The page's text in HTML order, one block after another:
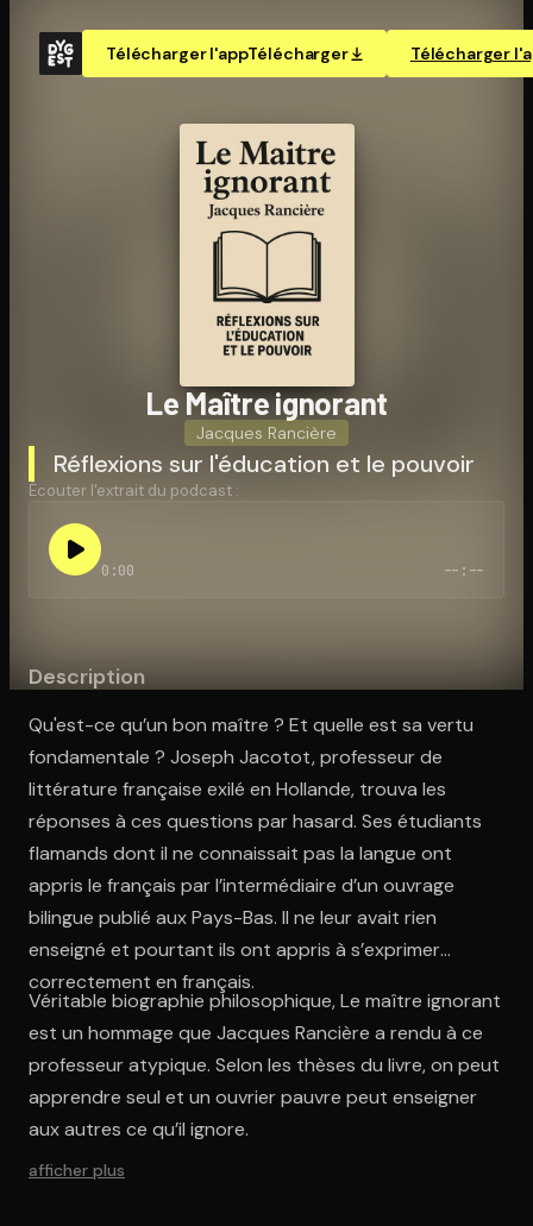
Télécharger l'appTélécharger Télécharger
Le Maître ignorant
Jacques Rancière
Réflexions sur l'éducation et le pouvoir
Écouter l'extrait du podcast :
0:00 --:--
Description
Qu'est-ce qu’un bon maître ? Et quelle est sa vertu
fondamentale ? Joseph Jacotot, professeur de
littérature française exilé en Hollande, trouva les
réponses à ces questions par hasard. Ses étudiants
flamands dont il ne connaissait pas la langue ont
appris le français par l’intermédiaire d’un ouvrage
bilingue publié aux Pays-Bas. Il ne leur avait rien
enseigné et pourtant ils ont appris à s’exprimer
correctement en français.
Véritable biographie philosophique, Le maître ignorant
est un hommage que Jacques Rancière a rendu à ce
professeur atypique. Selon les thèses du livre, on peut
apprendre seul et un ouvrier pauvre peut enseigner
aux autres ce qu’il ignore.
afficher plus